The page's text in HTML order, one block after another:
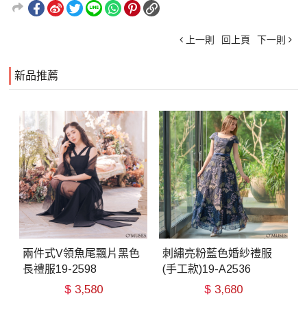
上一則 回上頁 下一則
新品推薦
兩件式V領魚尾飄片黑色
長禮服19-2598
$ 3,580
刺繡亮粉藍色婚紗禮服
(手工款)19-A2536
$ 3,680